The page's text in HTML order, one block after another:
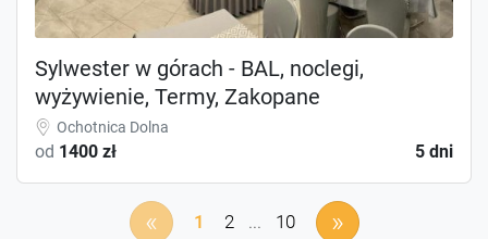
Sylwester w górach - BAL, noclegi,
wyżywienie, Termy, Zakopane
Ochotnica Dolna
od 1400 zł 5 dni
« 1 2 ... 10 »